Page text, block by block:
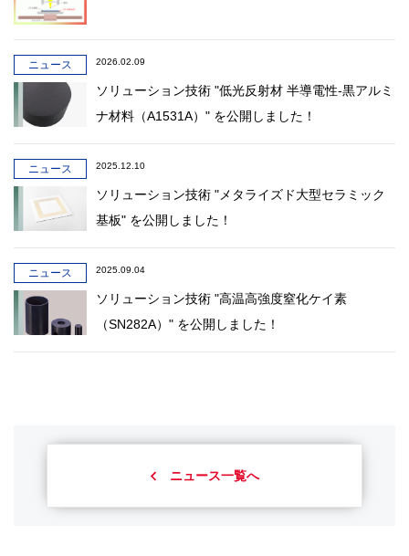
ニュース 2026.02.09
ソリューション技術 "低光反射材 半導電性-黒アルミ
ナ材料（A1531A）" を公開しました！
ニュース 2025.12.10
ソリューション技術 "メタライズド大型セラミック
基板" を公開しました！
ニュース 2025.09.04
ソリューション技術 "高温高強度窒化ケイ素
（SN282A）" を公開しました！
ニュース一覧へ